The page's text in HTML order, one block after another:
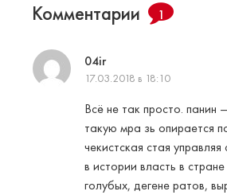
Комментарии 1
04ir
17.03.2018 в 18:10
Всё не так просто. панин
такую мра зь опирается
чекистская стая
в истории власть в
голубых, дегене ратов,